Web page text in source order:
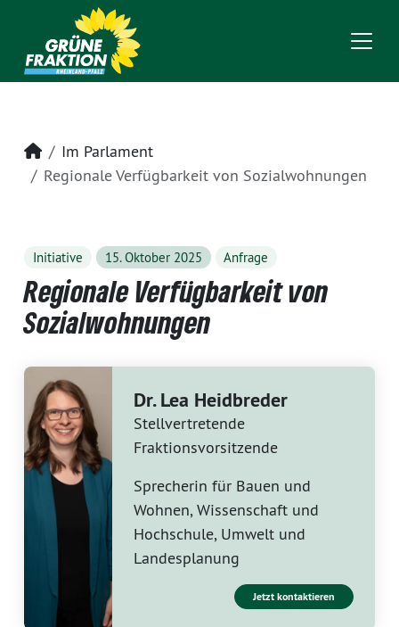
Startseite
Im Parlament
Regionale Verfügbarkeit von Sozialwohnungen
Initiative 15. Oktober 2025 Anfrage
Regionale Verfügbarkeit von
Sozialwohnungen
Dr. Lea Heidbreder
Stellvertretende
Fraktionsvorsitzende
Sprecherin für Bauen und
Wohnen, Wissenschaft und
Hochschule, Umwelt und
Landesplanung
Jetzt kontaktieren